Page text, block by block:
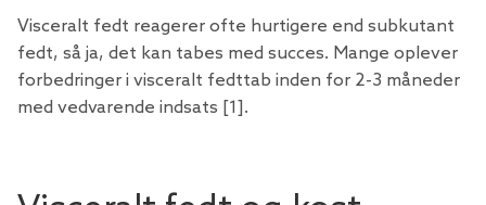
Visceralt fedt reagerer ofte hurtigere end subkutant
fedt, så ja, det kan tabes med succes. Mange oplever
forbedringer i visceralt fedttab inden for 2-3 måneder
med vedvarende indsats [1].